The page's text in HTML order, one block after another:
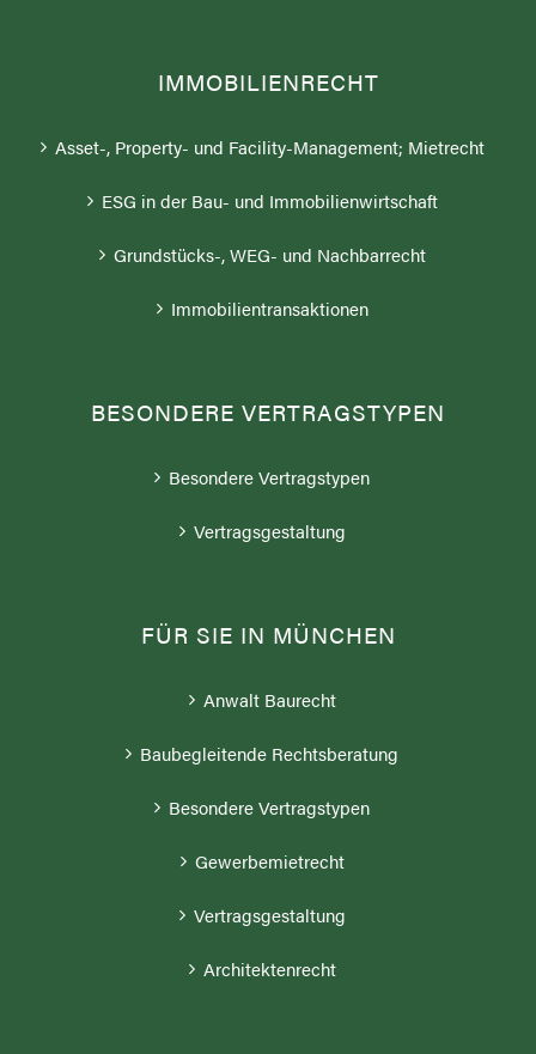
IMMOBILIENRECHT
Asset-, Property- und Facility-Management; Mietrecht
ESG in der Bau- und Immobilienwirtschaft
Grundstücks-, WEG- und Nachbarrecht
Immobilientransaktionen
BESONDERE VERTRAGSTYPEN
Besondere Vertragstypen
Vertragsgestaltung
FÜR SIE IN MÜNCHEN
Anwalt Baurecht
Baubegleitende Rechtsberatung
Besondere Vertragstypen
Gewerbemietrecht
Vertragsgestaltung
Architektenrecht